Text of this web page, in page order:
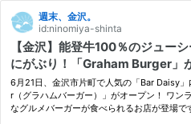
週末、金沢。
id:ninomiya-shinta
【金沢】能登牛100％のジュー
にがぶり！「Graham Burger」
EW OPEN】
6月21日、金沢市片町で人気の「Bar Daisy
r（グラハムバーガー）」がオープン！ ワン
なグルメバーガーが食べられるお店が登場